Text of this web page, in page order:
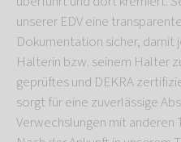
unserer EDV eine
Dokumentation sicher, damit
Halterin bzw. seinem Halter
geprüftes und DEKRA
sorgt für eine zuverlässige
Verwechslungen mit anderen